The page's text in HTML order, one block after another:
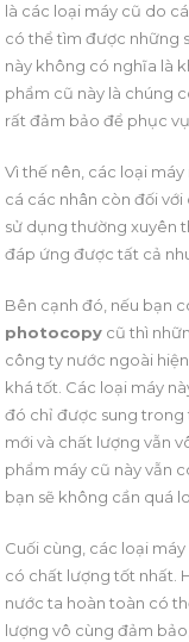
là các loại máy cũ do
có thể tìm được những
này không có nghĩa là
phẩm cũ này là chúng
rất đảm bảo để phục
Vì thế nên, các loại
cá các nhân còn đối
sử dụng thường xuyên
đáp ứng được tất cả
Bên cạnh đó, nếu bạn
photocopy cũ thì
công ty nước ngoài
khá tốt. Các loại máy
đó chỉ được sung trong
mới và chất lượng vẫn
phẩm máy cũ này vẫn
bạn sẽ không cần quá
Cuối cùng, các loại
có chất lượng tốt nhất.
nước ta hoàn toàn có
lượng vô cùng đảm